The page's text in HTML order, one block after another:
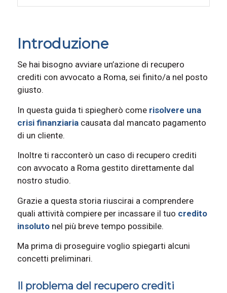
Introduzione
Se hai bisogno avviare un’azione di recupero
crediti con avvocato a Roma, sei finito/a nel posto
giusto.
In questa guida ti spiegherò come risolvere una
crisi finanziariacausata dal mancato pagamento
di un cliente.
Inoltre ti racconterò un caso di recupero crediti
con avvocato a Roma gestito direttamente dal
nostro studio.
Grazie a questa storia riuscirai a comprendere
quali attività compiere per incassare il tuo credito
insolutonel più breve tempo possibile.
Ma prima di proseguire voglio spiegarti alcuni
concetti preliminari.
Il problema del recupero crediti